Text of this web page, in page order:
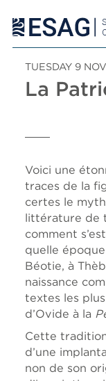
TUESDAY 9
La
Voici une
traces de la
certes le
littérature de
comment
quelle
Béotie, à
naissance
textes les
d’Ovide à la
Cette
d’une
non de son